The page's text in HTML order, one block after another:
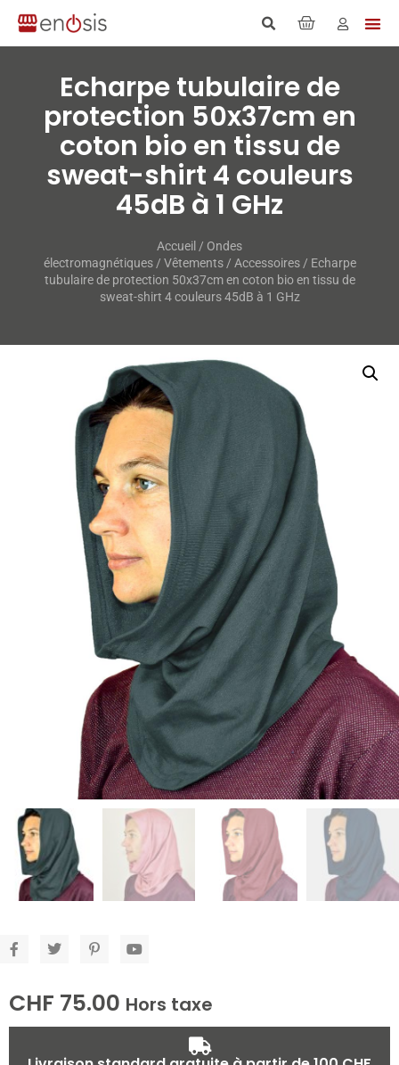
Echarpe tubulaire de
protection 50x37cm en
coton bio en tissu de
sweat-​shirt 4 couleurs
45dB à 1 GHz
Accueil / Ondes
électromagnétiques/ Vêtements/ Accessoires/ Echarpe
tubulaire de protection 50x37cm en coton bio en tissu de
sweat-​shirt 4 couleurs 45dB à 1 GHz
CHF 75.00 Hors taxe